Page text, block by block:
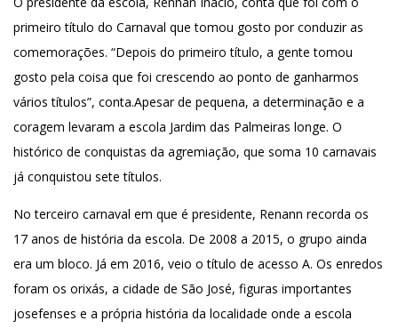
primeiro título do Carnaval que tomou gosto por conduzir as
comemorações. “Depois do primeiro título, a gente tomou
gosto pela coisa que foi crescendo ao ponto de ganharmos
vários títulos”, conta.Apesar de pequena, a determinação e a
coragem levaram a escola Jardim das Palmeiras longe. O
histórico de conquistas da agremiação, que soma 10 carnavais
já conquistou sete títulos.
No terceiro carnaval em que é presidente, Renann recorda os
17 anos de história da escola. De 2008 a 2015, o grupo ainda
era um bloco. Já em 2016, veio o título de acesso A. Os enredos
foram os orixás, a cidade de São José, figuras importantes
josefenses e a própria história da localidade onde a escola